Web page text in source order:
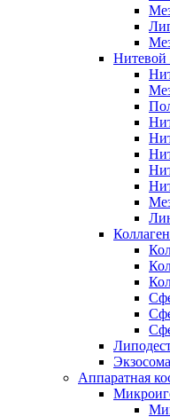
Нитевой
Аппаратная